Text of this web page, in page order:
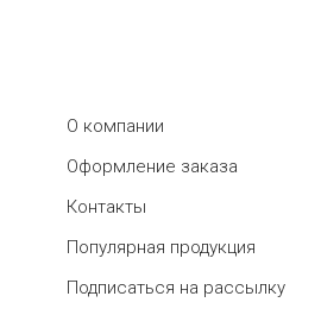
О компании
Оформление заказа
Контакты
Популярная продукция
Подписаться на рассылку